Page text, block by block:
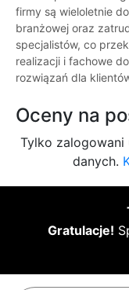
firmy są wieloletnie
branżowej oraz
specjalistów, co
realizacji i fachowe
rozwiązań dla
Oceny na
Tylko
danych.
Gratulacje!